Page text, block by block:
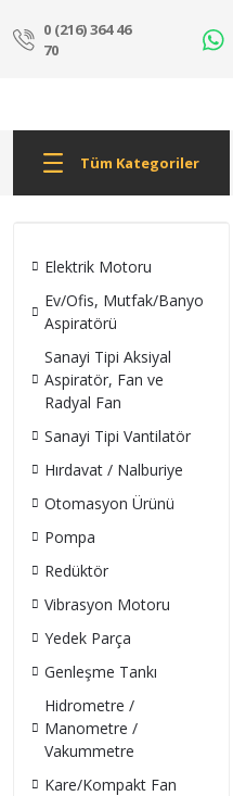
0 (216) 364 46
70
Tüm Kategoriler
Elektrik Motoru
Ev/Ofis, Mutfak/Banyo
Aspiratörü
Sanayi Tipi Aksiyal
Aspiratör, Fan ve
Radyal Fan
Sanayi Tipi Vantilatör
Hırdavat / Nalburiye
Otomasyon Ürünü
Pompa
Redüktör
Vibrasyon Motoru
Yedek Parça
Genleşme Tankı
Hidrometre /
Manometre /
Vakummetre
Kare/Kompakt Fan